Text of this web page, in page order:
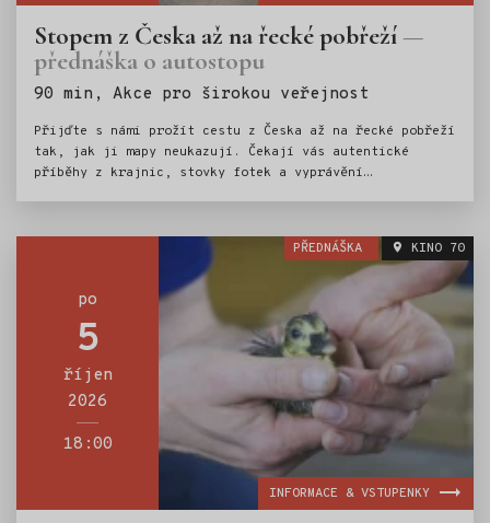
Stopem z Česka až na řecké pobřeží
přednáška o autostopu
90 min, Akce pro širokou veřejnost
Přijďte s námi prožít cestu z Česka až na řecké pobřeží
tak, jak ji mapy neukazují. Čekají vás autentické
příběhy z krajnic, stovky fotek a vyprávění
nezačínají pevným plánem, ale náhodou a odvahou věřit
lidem. Na setkání se těší Vojtěch Šturma & Matěj Xaver
po
5
říjen
2026
18:00
PŘEDNÁŠKA KINO 70
INFORMACE & VSTUPENKY